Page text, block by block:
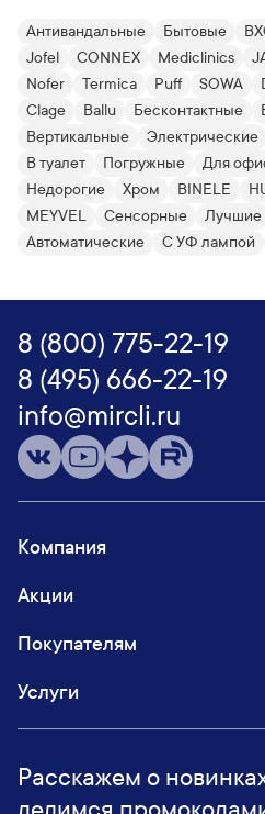
Антивандальные Бытовые
Jofel
CONNEX Mediclinics
Nofer
Termica Puff SOWA
Clage
Ballu Бесконтактные
Вертикальные
Электрические
В туалет
Погружные Для
Недорогие
Хром BINELE
MEYVEL
Сенсорные Лучшие
Автоматические
С УФ лампой
8 (800) 775-22-19
8 (495) 666-22-19
info@mircli.ru
Компания
Акции
Покупателям
Услуги
Расскажем о